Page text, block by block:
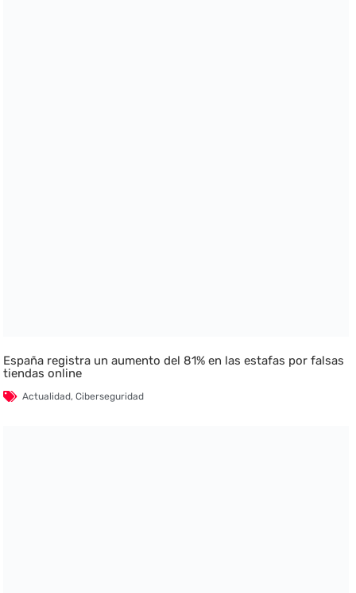
España registra un aumento del 81% en las estafas por falsas
tiendas online
Actualidad,Ciberseguridad